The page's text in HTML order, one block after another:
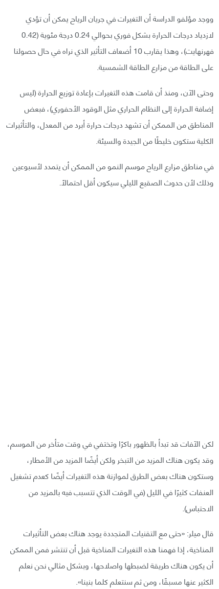
ووجد مؤلفو الدراسة أن التغيرات في جريان الرياح يمكن أن تؤدي
لازدياد درجات الحرارة بشكل فوري بحوالي 0.24 درجة مئوية (0.42
فهرنهايت)، وهذا يقارب 10 أضعاف التأثير الذي نراه في حال حصولنا
على الطاقة من مزارع الطاقة الشمسية.
وحتى الآن، ومنذ أن قامت هذه التغيرات بإعادة توزيع الحرارة (ليس
إضافة الحرارة إلى النظام الحراري مثل الوقود الأحفوري)، فبعض
المناطق من الممكن أن تشهد درجات حرارة أبرد من المعدل، والتأثيرات
الكلية ستكون خليطًا من الجيدة والسيئة.
في مناطق مزارع الرياح موسم النمو من الممكن أن يتمدد لأسبوعين
وذلك لأن حدوث الصقيع الليلي سيكون أقل احتمالًا.
لكن الآفات قد تبدأ بالظهور باكرًا وتختفي في وقت متأخر من الموسم،
وقد يكون هناك المزيد من التبخر ولكن أيضًا المزيد من الأمطار،
وستكون هناك بعض الطرق لموازنة هذه التغيرات أيضًا كعدم تشغيل
العنفات كثيرًا في الليل (في الوقت الذي تتسبب فيه بالمزيد من
الاحتباس).
قال ميلر: «حتى مع التقنيات المتجددة يوجد هناك بعض التأثيرات
المناخية، إذا فهمنا هذه التغيرات المناخية قبل أن تنتشر فمن الممكن
أن يكون هناك طريقة لضبطها واصلاحها، وبشكل مثالي نحن نعلم
الكثير عنها مسبقًا، ومن ثم سنتعلم كلما بنينا».